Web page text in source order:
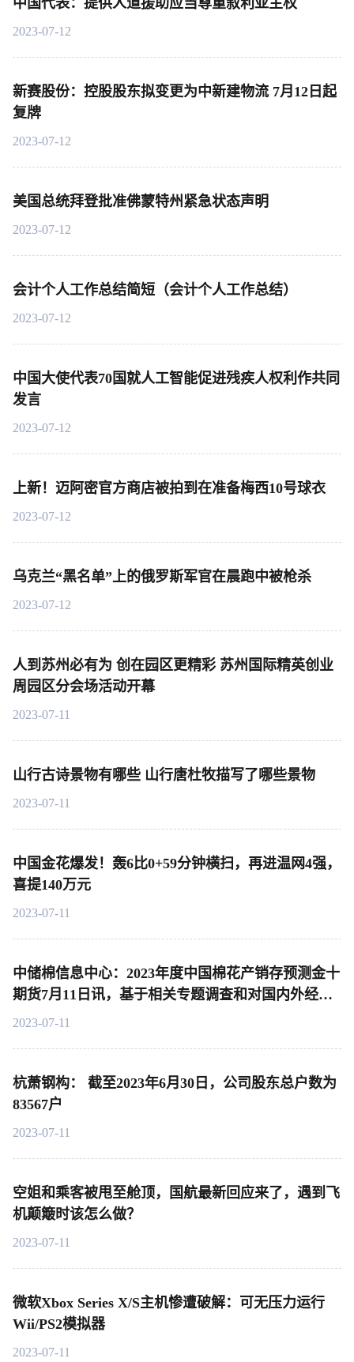
2023-07-12
新赛股份：控股股东拟变更为中新建物流 7月12日起
复牌
2023-07-12
美国总统拜登批准佛蒙特州紧急状态声明
2023-07-12
会计个人工作总结简短（会计个人工作总结）
2023-07-12
中国大使代表70国就人工智能促进残疾人权利作共同
发言
2023-07-12
上新！迈阿密官方商店被拍到在准备梅西10号球衣
2023-07-12
乌克兰“黑名单”上的俄罗斯军官在晨跑中被枪杀
2023-07-12
人到苏州必有为 创在园区更精彩 苏州国际精英创业
周园区分会场活动开幕
2023-07-11
山行古诗景物有哪些 山行唐杜牧描写了哪些景物
2023-07-11
中国金花爆发！轰6比0+59分钟横扫，再进温网4强，
喜提140万元
2023-07-11
中储棉信息中心：2023年度中国棉花产销存预测金十
期货7月11日讯，基于相关专题调查和对国内外经济
环境及市场状况的分析，对2022年度和2023年度中国
2023-07-11
杭萧钢构： 截至2023年6月30日，公司股东总户数为
83567户
2023-07-11
空姐和乘客被甩至舱顶，国航最新回应来了，遇到飞
机颠簸时该怎么做？
2023-07-11
微软Xbox Series X/S主机惨遭破解：可无压力运行
Wii/PS2模拟器
2023-07-11